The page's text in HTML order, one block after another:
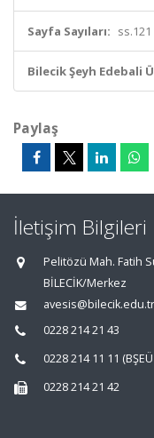
Sayfa Sayıları: ss.121
Bilecik Şeyh Edebali
Paylaş
İletişim Bilgileri
Pelitözü Mah. Fatih
BİLECİK/Merkez
avesis@bilecik.edu.tr
0228 214 21 43
0228 214 11 11
0228 214 21 42